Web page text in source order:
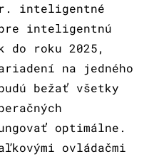
inteligentné
inteligentnú
do roku 2025,
na jedného
bežať všetky
optimálne.
ovládačmi